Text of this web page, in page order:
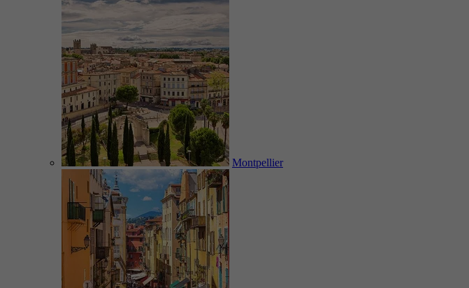
Montpellier